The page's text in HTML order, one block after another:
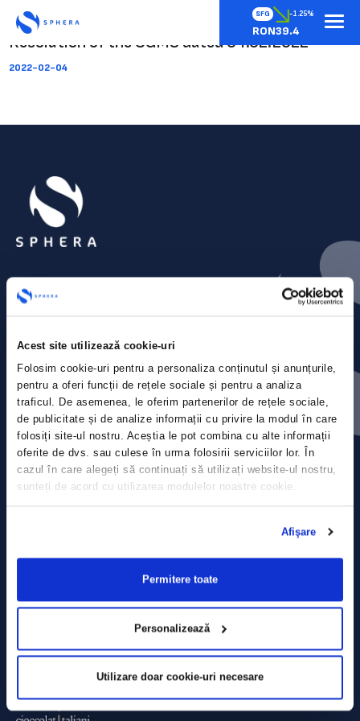
Acest site utilizează cookie-uri
Folosim cookie-uri pentru a personaliza conținutul și anunțurile,
pentru a oferi funcții de rețele sociale și pentru a analiza
traficul. De asemenea, le oferim partenerilor de rețele sociale,
de publicitate și de analize informații cu privire la modul în care
folosiți site-ul nostru. Aceștia le pot combina cu alte informații
oferite de dvs. sau culese în urma folosirii serviciilor lor. În
cazul în care alegeți să continuați să utilizați website-ul nostru,
sunteți de acord cu utilizarea modulelor noastre cookie.
Afişare
Permitere toate
Personalizează
Utilizare doar cookie-uri necesare
SFG -1.25%
RON39.4
Resolution of the OGMS dated 04.02.2022
2022-02-04
Press releases
Privacy Policy
Contact
Data Processing policy